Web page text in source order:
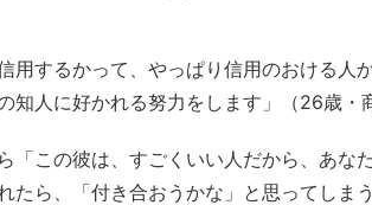
用するかって、やっぱり信用のおける人
知人に好かれる努力をします」（26歳・
「この彼は、すごくいい人だから、あな
たら、「付き合おうかな」と思ってしま